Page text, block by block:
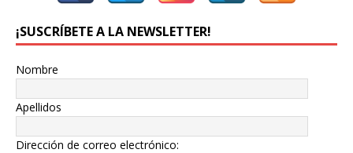
¡SUSCRÍBETE A LA NEWSLETTER!
Nombre
Apellidos
Dirección de correo electrónico: